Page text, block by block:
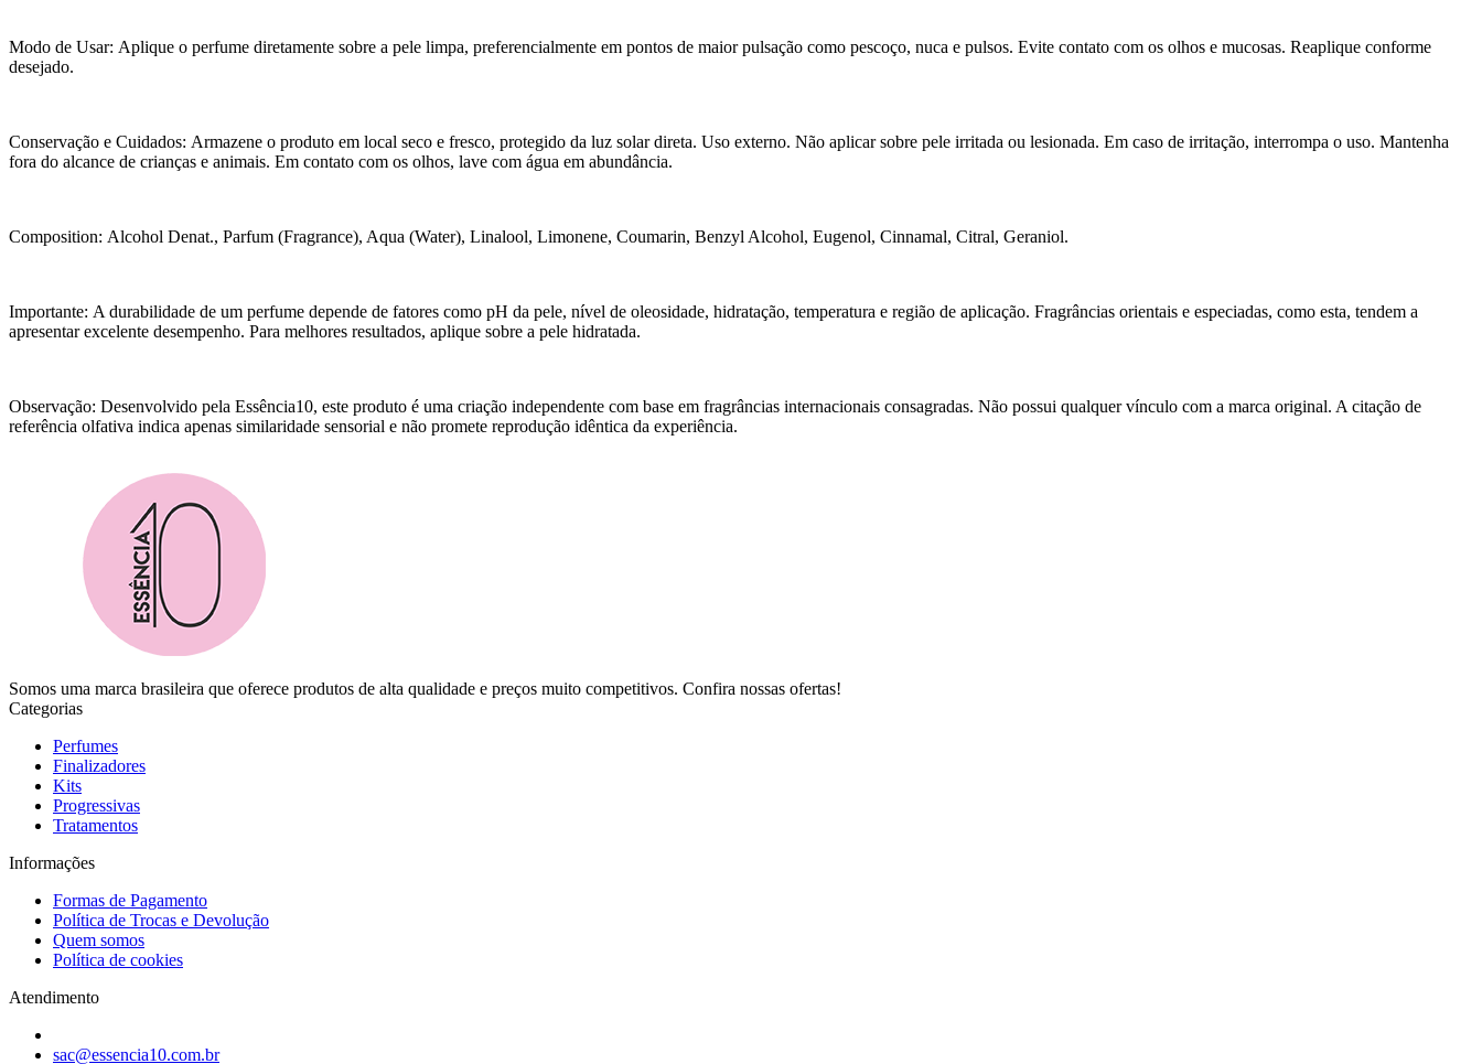
Modo de Usar: Aplique o perfume diretamente sobre a pele limpa, preferencialmente em pontos de maior pulsação como pescoço, nuca e pulsos. Evite contato com os olhos e mucosas. Reaplique conforme
desejado.
Conservação e Cuidados: Armazene o produto em local seco e fresco, protegido da luz solar direta. Uso externo. Não aplicar sobre pele irritada ou lesionada. Em caso de irritação, interrompa o uso. Mantenha
fora do alcance de crianças e animais. Em contato com os olhos, lave com água em abundância.
Composition: Alcohol Denat., Parfum (Fragrance), Aqua (Water), Linalool, Limonene, Coumarin, Benzyl Alcohol, Eugenol, Cinnamal, Citral, Geraniol.
Importante: A durabilidade de um perfume depende de fatores como pH da pele, nível de oleosidade, hidratação, temperatura e região de aplicação. Fragrâncias orientais e especiadas, como esta, tendem a
apresentar excelente desempenho. Para melhores resultados, aplique sobre a pele hidratada.
Observação: Desenvolvido pela Essência10, este produto é uma criação independente com base em fragrâncias internacionais consagradas. Não possui qualquer vínculo com a marca original. A citação de
referência olfativa indica apenas similaridade sensorial e não promete reprodução idêntica da experiência.
Somos uma marca brasileira que oferece produtos de alta qualidade e preços muito competitivos. Confira nossas ofertas!
Categorias
Perfumes
Finalizadores
Kits
Progressivas
Tratamentos
Informações
Formas de Pagamento
Política de Trocas e Devolução
Quem somos
Política de cookies
Atendimento
sac@essencia10.com.br